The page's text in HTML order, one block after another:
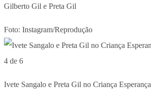
Gilberto Gil e Preta Gil
Foto: Instagram/Reprodução
4 de 6
Ivete Sangalo e Preta Gil no Criança Esperança